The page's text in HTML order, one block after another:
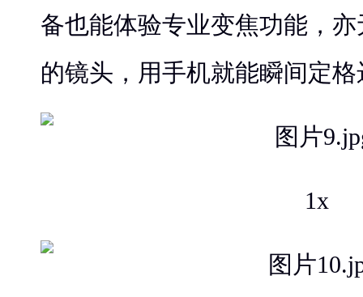
备也能体验专业变焦功能，亦
的镜头，用手机就能瞬间定
1x